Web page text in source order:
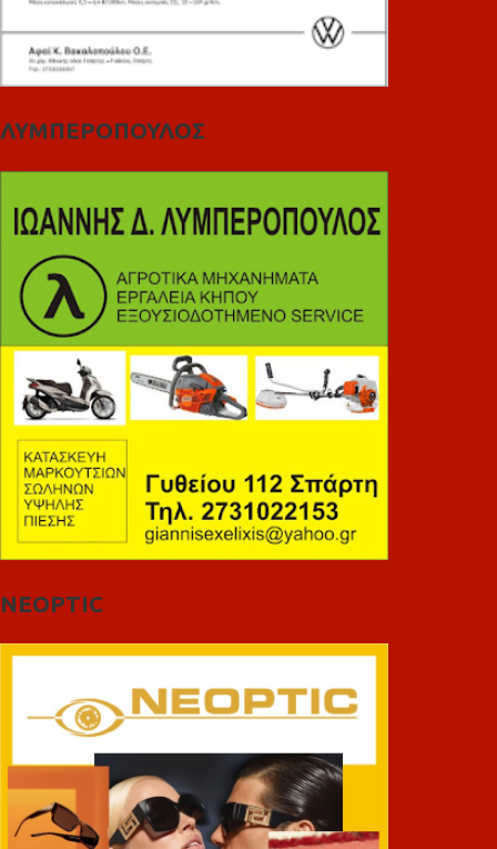
ΛΥΜΠΕΡΟΠΟΥΛΟΣ
NEOPTIC